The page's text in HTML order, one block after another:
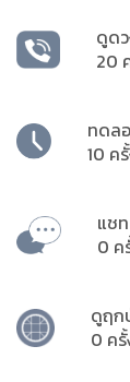
ดูด
20
ทดล
10 ค
แชท
0 ค
ดูฤก
0 ค